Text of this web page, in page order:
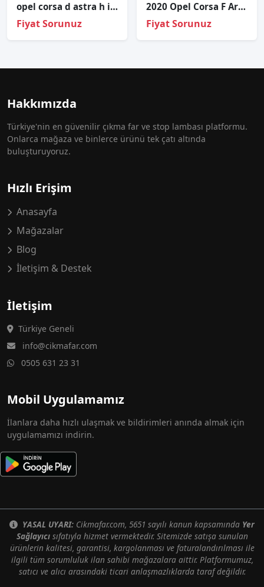
opel corsa d astra h iç tavan lambası
Fiyat Sorunuz
2020 Opel Corsa F Arka Stop Sağ Sol
Fiyat Sorunuz
Hakkımızda
Türkiye'nin en güvenilir çıkma far ve stop lambası platformu.
Onlarca mağaza ve binlerce ürünü tek çatı altında
buluşturuyoruz.
Hızlı Erişim
Anasayfa
Mağazalar
Blog
İletişim & Destek
İletişim
Türkiye Geneli
info@cikmafar.com
0505 631 23 31
Mobil Uygulamamız
İlanlara daha hızlı ulaşmak ve bildirimleri anında almak için
uygulamamızı indirin.
YASAL UYARI: Cikmafar.com, 5651 sayılı kanun kapsamında Yer
Sağlayıcısıfatıyla hizmet vermektedir. Sitemizde satışa sunulan
ürünlerin kalitesi, garantisi, kargolanması ve faturalandırılması ile
ilgili tüm sorumluluk ilan sahibi mağazalara aittir. Platformumuz,
satıcı ve alıcı arasındaki ticari anlaşmazlıklarda taraf değildir.